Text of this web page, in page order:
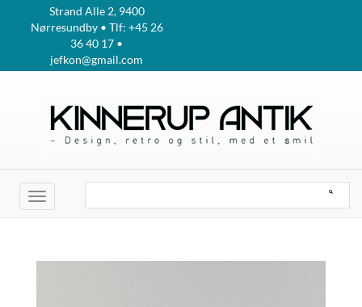
Strand Alle 2, 9400
Nørresundby • Tlf: +45 26
36 40 17 •
jefkon@gmail.com
Toggle
navigation